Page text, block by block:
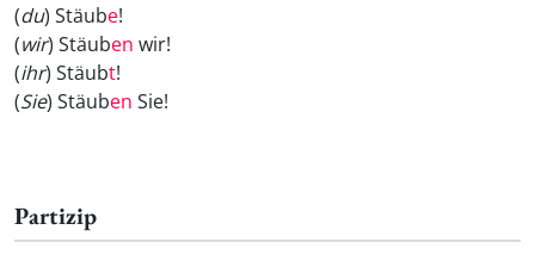
(du) Stäube!
(wir) Stäuben wir!
(ihr) Stäubt!
(Sie) Stäuben Sie!
Partizip